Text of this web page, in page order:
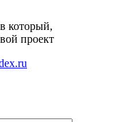
который,
проект